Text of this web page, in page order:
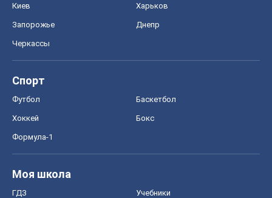
Киев Харьков
Запорожье Днепр
Черкассы
Спорт
Футбол Баскетбол
Хоккей Бокс
Формула-1
Моя школа
ГДЗ Учебники